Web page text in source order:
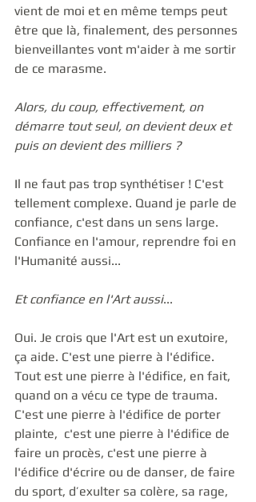
vient de moi et en même temps peut
être que là, finalement, des personnes
bienveillantes vont m'aider à me sortir
de ce marasme.
Alors, du coup, effectivement, on
démarre tout seul, on devient deux et
puis on devient des milliers ?
Il ne faut pas trop synthétiser ! C'est
tellement complexe. Quand je parle de
confiance, c'est dans un sens large.
Confiance en l'amour, reprendre foi en
l'Humanité aussi...
Et confiance en l'Art aussi...
Oui. Je crois que l'Art est un exutoire,
ça aide. C'est une pierre à l'édifice.
Tout est une pierre à l'édifice, en fait,
quand on a vécu ce type de trauma.
C'est une pierre à l'édifice de porter
plainte,  c'est une pierre à l'édifice de
faire un procès, c'est une pierre à
l'édifice d'écrire ou de danser, de faire
du sport, d’exulter sa colère, sa rage,